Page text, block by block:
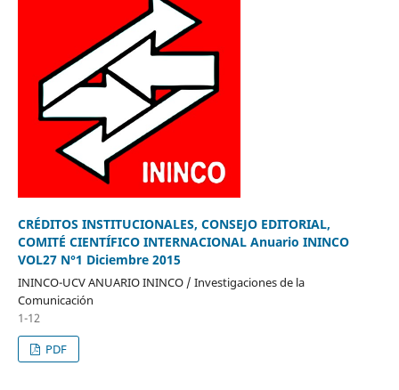
CRÉDITOS INSTITUCIONALES, CONSEJO EDITORIAL,
COMITÉ CIENTÍFICO INTERNACIONAL Anuario ININCO
VOL27 N°1 Diciembre 2015
ININCO-UCV ANUARIO ININCO / Investigaciones de la
Comunicación
1-12
PDF